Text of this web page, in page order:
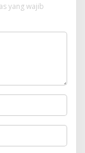
yang wajib